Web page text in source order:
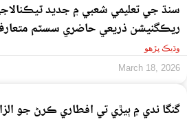
سنڌ جي تعليمي شعبي ۾ جديد
ريڪگنيشن ذريعي حاضري سسٽم
وڌيڪ پڙهو
March 18, 2026
گنگا ندي ۾ ٻيڙي تي افطاري ڪرڻ جو الزام، 14 نوجوان